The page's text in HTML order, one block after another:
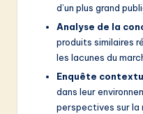
d’un plus grand
Analyse de la
produits similaires
les lacunes du
Enquête
dans leur
perspectives sur la